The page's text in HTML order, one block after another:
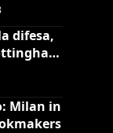
difesa,
Milan in